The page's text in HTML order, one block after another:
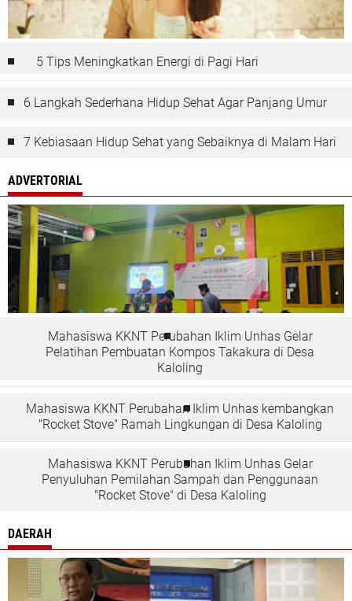
5 Tips Meningkatkan Energi di Pagi Hari
6 Langkah Sederhana Hidup Sehat Agar Panjang Umur
7 Kebiasaan Hidup Sehat yang Sebaiknya di Malam Hari
ADVERTORIAL
Mahasiswa KKNT Perubahan Iklim Unhas Gelar
Pelatihan Pembuatan Kompos Takakura di Desa
Kaloling
Mahasiswa KKNT Perubahan Iklim Unhas kembangkan
"Rocket Stove" Ramah Lingkungan di Desa Kaloling
Mahasiswa KKNT Perubahan Iklim Unhas Gelar
Penyuluhan Pemilahan Sampah dan Penggunaan
"Rocket Stove" di Desa Kaloling
DAERAH